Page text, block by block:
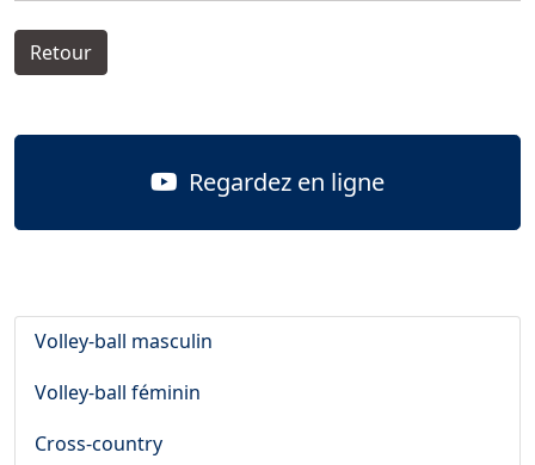
Retour
Regardez en ligne
Volley-ball masculin
Volley-ball féminin
Cross-country